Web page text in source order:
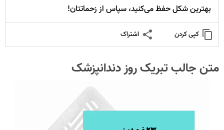
بهترین شکل حفظ می‌کنید، سپاس از زحماتتان!
کپی کردن اشتراک
متن جالب تبریک روز دندانپزشک